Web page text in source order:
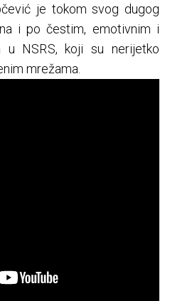
je tokom svog dugog
i po čestim, emotivnim i
u NSRS, koji su nerijetko
mrežama.